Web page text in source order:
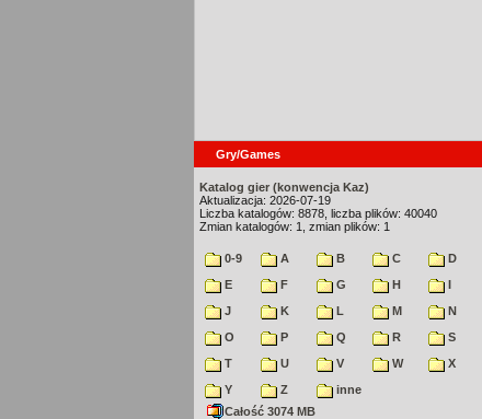
Gry/Games
Katalog gier (konwencja Kaz)
Aktualizacja: 2026-07-19
Liczba katalogów: 8878, liczba plików: 40040
Zmian katalogów: 1, zmian plików: 1
0-9 A B C
D
E
F G H
I
J
K L M
N
O
P Q R
S
T
U V W
X
Y
Z
inne
Całość 3074 MB